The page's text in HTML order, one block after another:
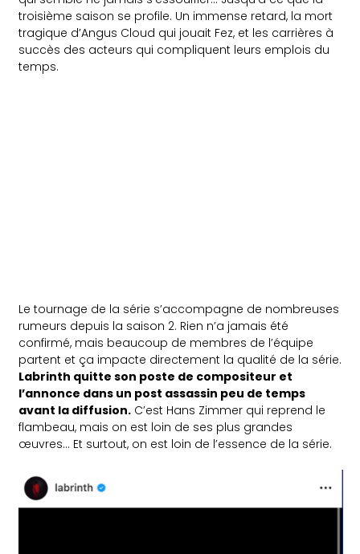
troisième saison se profile. Un immense retard, la mort
tragique d’Angus Cloud qui jouait Fez, et les carrières à
succès des acteurs qui compliquent leurs emplois du
temps.
Le tournage de la série s’accompagne de nombreuses
rumeurs depuis la saison 2. Rien n’a jamais été
confirmé, mais beaucoup de membres de l’équipe
partent et ça impacte directement la qualité de la série.
Labrinth quitte son poste de compositeur et
l’annonce dans un post assassin peu de temps
avant la diffusion. C’est Hans Zimmer qui reprend le
flambeau, mais on est loin de ses plus grandes
œuvres… Et surtout, on est loin de l’essence de la série.